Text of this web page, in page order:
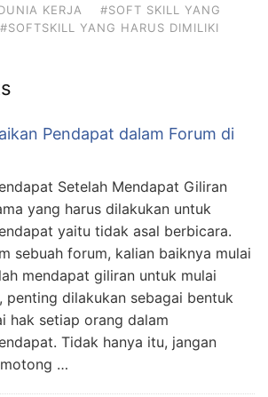
KERJA
#SOFT SKILL YANG
#SOFTSKILL YANG HARUS DIMILIKI
Pendapat dalam Forum di
Setelah Mendapat Giliran
yang harus dilakukan untuk
yaitu tidak asal berbicara.
sebuah forum, kalian baiknya mulai
mendapat giliran untuk mulai
penting dilakukan sebagai bentuk
hak setiap orang dalam
Tidak hanya itu, jangan
…